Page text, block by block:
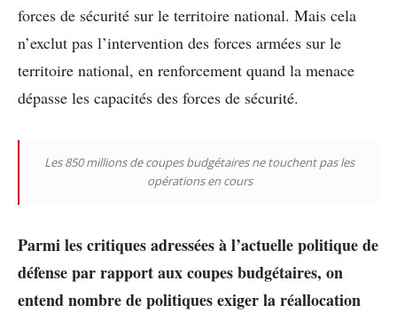
forces de sécurité sur le territoire national. Mais cela
n’exclut pas l’intervention des forces armées sur le
territoire national, en renforcement quand la menace
dépasse les capacités des forces de sécurité.
Les 850 millions de coupes budgétaires ne touchent pas les
opérations en cours
Parmi les critiques adressées à l’actuelle politique de
défense par rapport aux coupes budgétaires, on
entend nombre de politiques exiger la réallocation